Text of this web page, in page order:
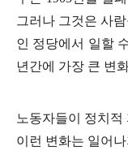
그러나 그것은 사
인 정당에서 일할
년간에 가장 큰 변
노동자들이 정치
이런 변화는 일어